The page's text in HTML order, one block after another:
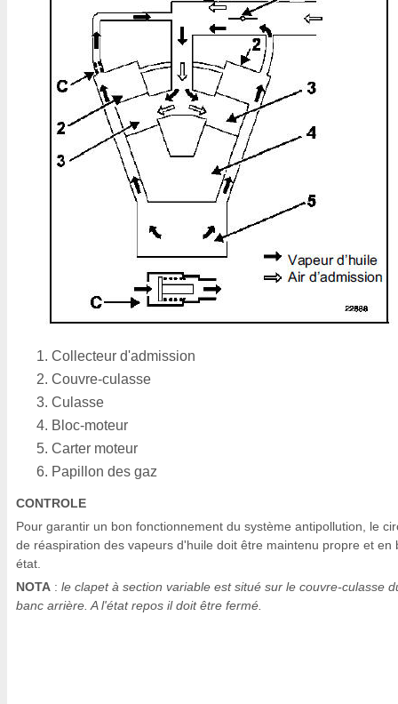
Collecteur d'admission
Couvre-culasse
Culasse
Bloc-moteur
Carter moteur
Papillon des gaz
CONTROLE
Pour garantir un bon fonctionnement du système antipollution, le
de réaspiration des vapeurs d'huile doit être maintenu propre et en
état.
NOTA : le clapet à section variable est situé sur le couvre-culasse
banc arrière. A l'état repos il doit être fermé.